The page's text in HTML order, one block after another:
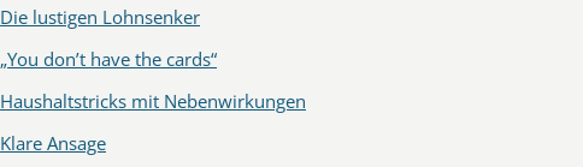
Die lustigen Lohnsenker
„You don’t have the cards“
Haushaltstricks mit Nebenwirkungen
Klare Ansage